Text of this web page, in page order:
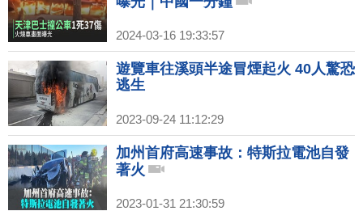
2024-03-16 19:33:57
遊覽車往溪頭半途冒煙起火 40人驚恐
逃生
2023-09-24 11:12:29
加州首府高速事故：特斯拉電池自發
著火
2023-01-31 21:30:59